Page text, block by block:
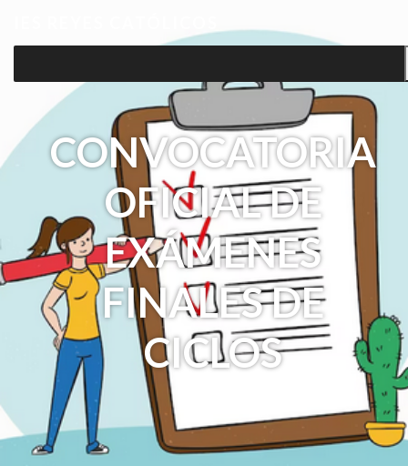
CONVOCATORIA
OFICIAL DE
EXÁMENES
FINALES DE
CICLOS